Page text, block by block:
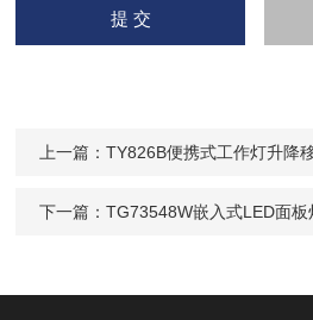
上一篇：TY826B便携式工作灯升降移
下一篇：TG73548W嵌入式LED面板